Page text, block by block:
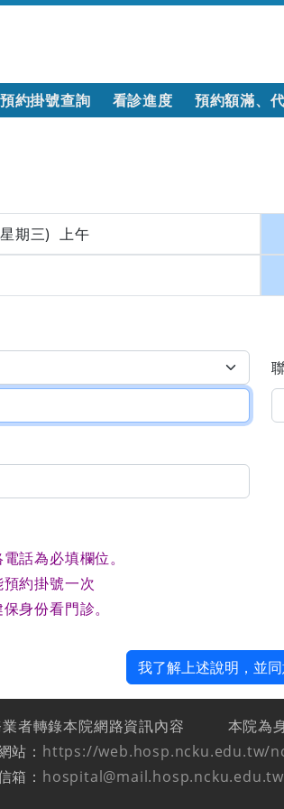
預約掛號查詢 看診進度 預約額滿、
期三) 上午
話為必填欄位。
約掛號一次
身份看門診。
我了解上述說明，並
者轉錄本院網路資訊內容
本院為
站： https://web.hosp.ncku.edu.tw/
箱： hospital@mail.hosp.ncku.edu.tw